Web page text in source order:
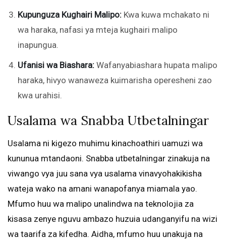
Kupunguza Kughairi Malipo: Kwa kuwa mchakato ni
wa haraka, nafasi ya mteja kughairi malipo
inapungua.
Ufanisi wa Biashara: Wafanyabiashara hupata malipo
haraka, hivyo wanaweza kuimarisha operesheni zao
kwa urahisi.
Usalama wa Snabba Utbetalningar
Usalama ni kigezo muhimu kinachoathiri uamuzi wa
kununua mtandaoni. Snabba utbetalningar zinakuja na
viwango vya juu sana vya usalama vinavyohakikisha
wateja wako na amani wanapofanya miamala yao.
Mfumo huu wa malipo unalindwa na teknolojia za
kisasa zenye nguvu ambazo huzuia udanganyifu na wizi
wa taarifa za kifedha. Aidha, mfumo huu unakuja na